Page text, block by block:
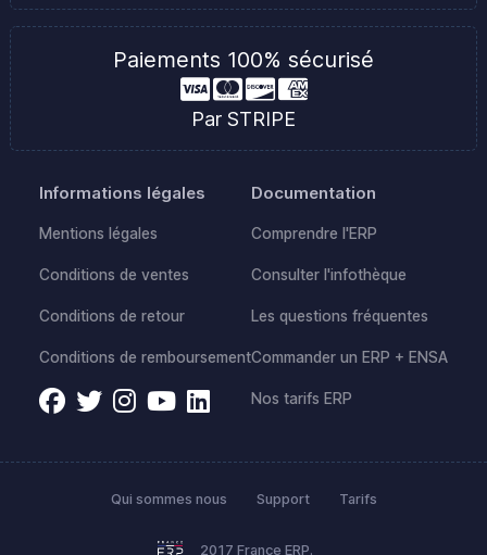
Paiements 100% sécurisé
Par STRIPE
Informations légales
Mentions légales
Conditions de ventes
Conditions de retour
Conditions de remboursement
Documentation
Comprendre l'ERP
Consulter l'infothèque
Les questions fréquentes
Commander un ERP + ENSA
Nos tarifs ERP
2017 France ERP.
Qui sommes nous Support Tarifs